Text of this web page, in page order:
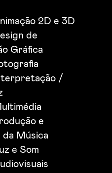
2D e 3D
de
Gráfica
/
e
da Música
e Som